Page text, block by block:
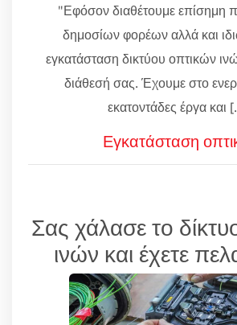
"Εφόσον διαθέτουμε επίσημη
δημοσίων φορέων αλλά και
εγκατάσταση δικτύου οπτικών
διάθεσή σας. Έχουμε στο
εκατοντάδες έργα και
Εγκατάσταση
Σας χάλασε το
ινών και έχετε